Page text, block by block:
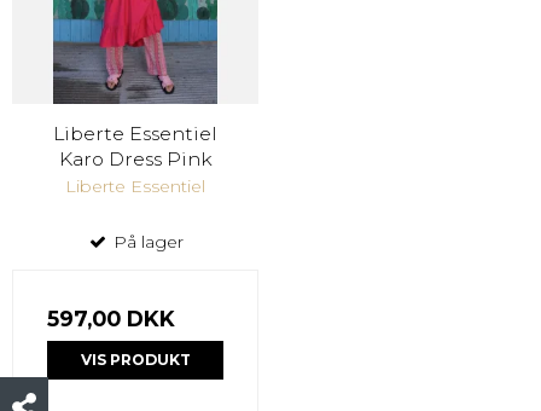
Liberte Essentiel
Karo Dress Pink
Liberte Essentiel
På lager
597,00 DKK
VIS PRODUKT